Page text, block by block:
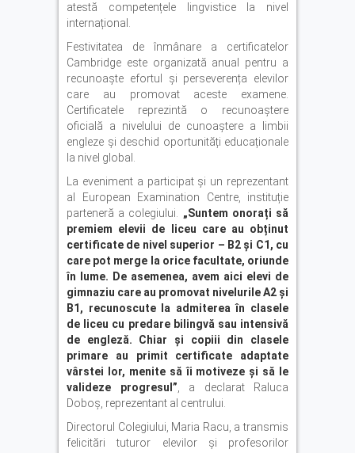
atestă competențele lingvistice la nivel
internațional.
Festivitatea de înmânare a certificatelor
Cambridge este organizată anual pentru a
recunoaște efortul și perseverența elevilor
care au promovat aceste examene.
Certificatele reprezintă o recunoaștere
oficială a nivelului de cunoaștere a limbii
engleze și deschid oportunități educaționale
la nivel global.
La eveniment a participat și un reprezentant
al European Examination Centre, instituție
parteneră a colegiului. „Suntem onorați să
premiem elevii de liceu care au obținut
certificate de nivel superior – B2 și C1, cu
care pot merge la orice facultate, oriunde
în lume. De asemenea, avem aici elevi de
gimnaziu care au promovat nivelurile A2 și
B1, recunoscute la admiterea în clasele
de liceu cu predare bilingvă sau intensivă
de engleză. Chiar și copiii din clasele
primare au primit certificate adaptate
vârstei lor, menite să îi motiveze și să le
valideze progresul” , a declarat Raluca
Doboș, reprezentant al centrului.
Directorul Colegiului, Maria Racu, a transmis
felicitări tuturor elevilor și profesorilor